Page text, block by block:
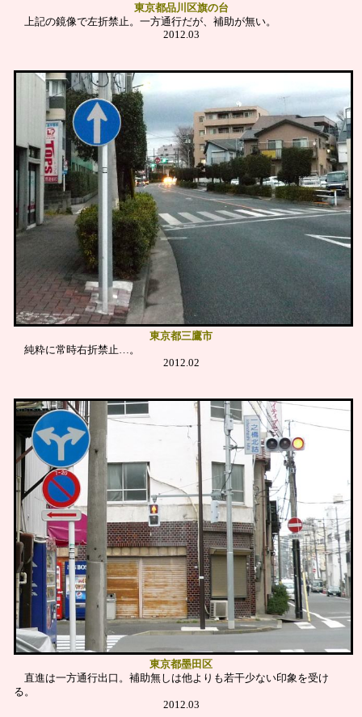
東京都品川区旗の台
上記の鏡像で左折禁止。一方通行だが、補助が無い。
2012.03
東京都三鷹市
純粋に常時右折禁止…。
2012.02
東京都墨田区
直進は一方通行出口。補助無しは他よりも若干少ない印象を受け
る。
2012.03